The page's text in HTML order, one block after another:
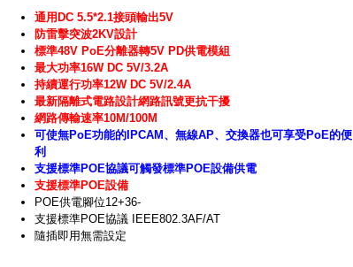
通用DC 5.5*2.1接頭輸出5V
防雷擊突波2KV設計
標準48V PoE分離器轉5V PD供電模組
最大功率16W DC 5V/3.2A
持續運行功率12W DC 5V/2.4A
最新隔離式電路設計網路訊號更抗干擾
網路傳輸速率10M/100M
可使無PoE功能的IPCAM、無線AP、交換器也可享受PoE的便
利
支援標準POE協議可觸發標準POE設備供電
支援標準POE設備
POE供電腳位12+36-
支援標準POE協議 IEEE802.3AF/AT
隨插即用無需設定